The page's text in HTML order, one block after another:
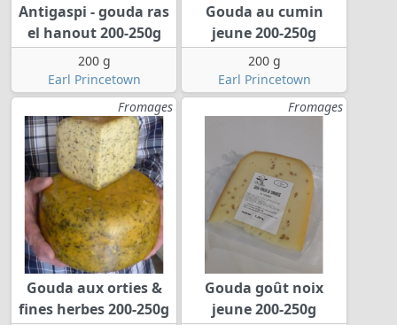
Antigaspi - gouda ras
el hanout 200-250g
200 g
Earl Princetown
Gouda au cumin
jeune 200-250g
200 g
Earl Princetown
Fromages
Gouda aux orties &
fines herbes 200-250g
Fromages
Gouda goût noix
jeune 200-250g